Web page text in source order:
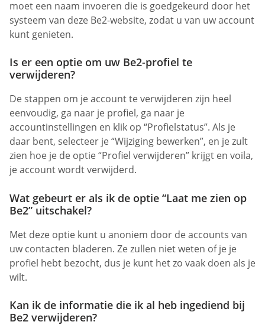
moet een naam invoeren die is goedgekeurd door het
systeem van deze Be2-website, zodat u van uw account
kunt genieten.
Is er een optie om uw Be2-profiel te
verwijderen?
De stappen om je account te verwijderen zijn heel
eenvoudig, ga naar je profiel, ga naar je
accountinstellingen en klik op “Profielstatus”. Als je
daar bent, selecteer je “Wijziging bewerken”, en je zult
zien hoe je de optie “Profiel verwijderen” krijgt en voila,
je account wordt verwijderd.
Wat gebeurt er als ik de optie “Laat me zien op
Be2” uitschakel?
Met deze optie kunt u anoniem door de accounts van
uw contacten bladeren. Ze zullen niet weten of je je
profiel hebt bezocht, dus je kunt het zo vaak doen als je
wilt.
Kan ik de informatie die ik al heb ingediend bij
Be2 verwijderen?